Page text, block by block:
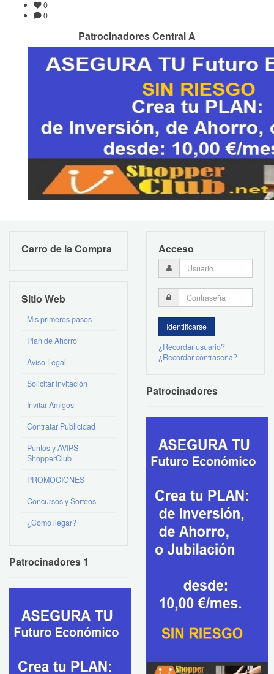
0
0
Patrocinadores Central A
Carro de la Compra
Sitio Web
Mis primeros pasos
Plan de Ahorro
Aviso Legal
Solicitar Invitación
Invitar Amigos
Contratar Publicidad
Puntos y AVIPS
ShopperClub
PROMOCIONES
Concursos y Sorteos
¿Como llegar?
Patrocinadores 1
Acceso
¿Recordar usuario?
¿Recordar contraseña?
Patrocinadores